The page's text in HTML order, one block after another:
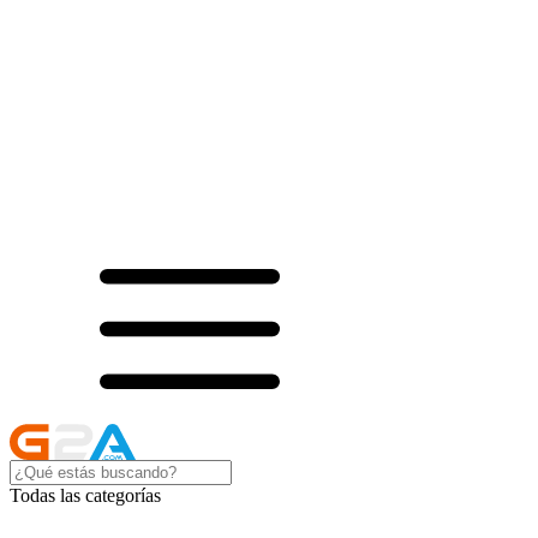
Todas las categorías